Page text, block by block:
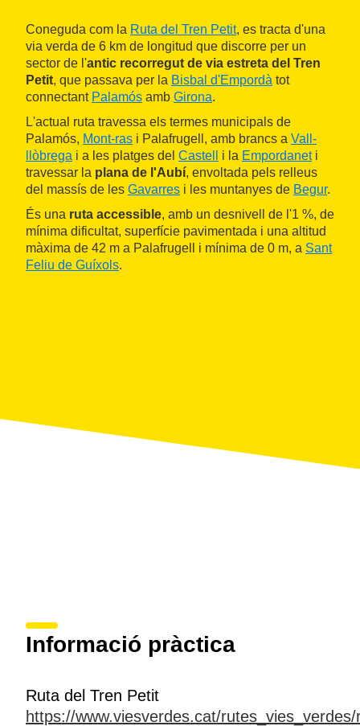
Coneguda com la Ruta del Tren Petit, es tracta d'una
via verda de 6 km de longitud que discorre per un
sector de l'antic recorregut de via estreta del Tren
Petit, que passava per la Bisbal d'Empordà tot
connectant Palamós amb Girona.
L'actual ruta travessa els termes municipals de
Palamós, Mont-ras i Palafrugell, amb brancs a Vall-
llòbrega i a les platges del Castell i la Empordaneti
travessar la plana de l'Aubí, envoltada pels relleus
del massís de les Gavarres i les muntanyes de Begur.
És una ruta accessible, amb un desnivell de l'1 %, de
mínima dificultat, superfície pavimentada i una altitud
màxima de 42 m a Palafrugell i mínima de 0 m, a Sant
Feliu de Guíxols.
Informació pràctica
Ruta del Tren Petit
https://www.viesverdes.cat/